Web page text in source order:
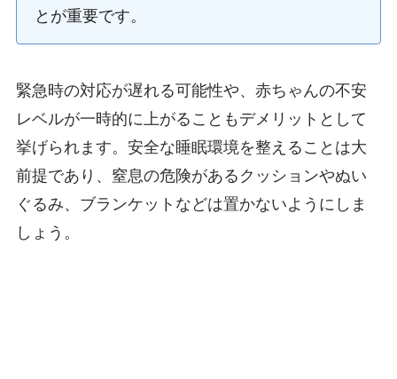
とが重要です。
緊急時の対応が遅れる可能性や、赤ちゃんの不安
レベルが一時的に上がることもデメリットとして
挙げられます。安全な睡眠環境を整えることは大
前提であり、窒息の危険があるクッションやぬい
ぐるみ、ブランケットなどは置かないようにしま
しょう。